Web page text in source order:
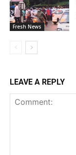
Fresh News
LEAVE A REPLY